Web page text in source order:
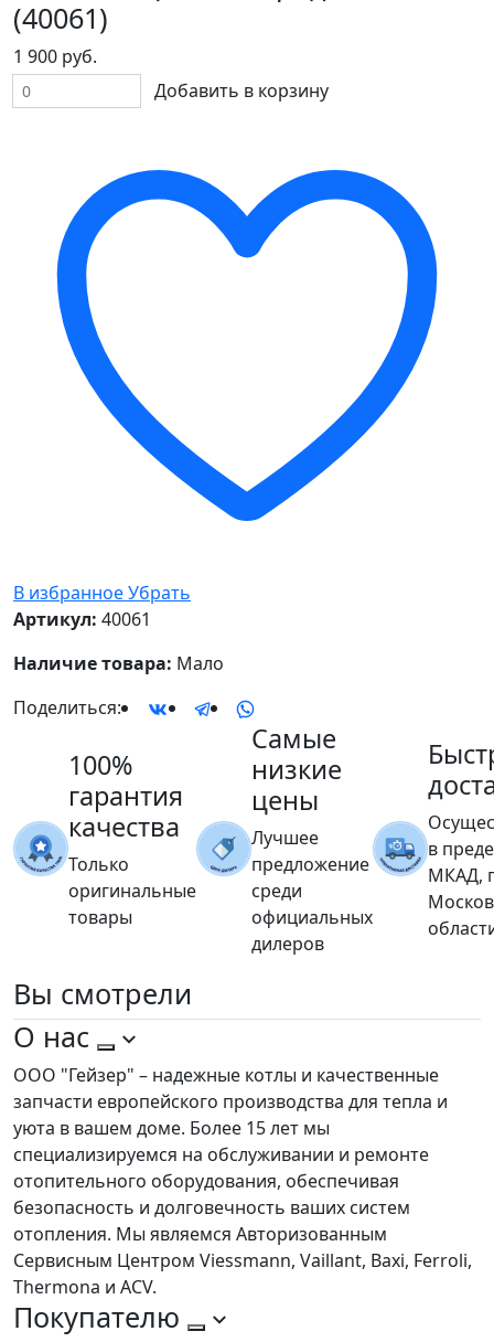
(40061)
1 900 руб.
Добавить в корзину
В избранноеУбрать
Артикул: 40061
Наличие товара: Мало
Поделиться:
100%
гарантия
качества
Только
оригинальные
товары
Самые
низкие
цены
Лучшее
предложение
среди
официальных
дилеров
в
МКАД,
Вы смотрели
О нас
ООО "Гейзер" – надежные котлы и качественные
запчасти европейского производства для тепла и
уюта в вашем доме. Более 15 лет мы
специализируемся на обслуживании и ремонте
отопительного оборудования, обеспечивая
безопасность и долговечность ваших систем
отопления. Мы являемся Авторизованным
Сервисным Центром Viessmann, Vaillant, Baxi, Ferroli,
Thermona и ACV.
Покупателю